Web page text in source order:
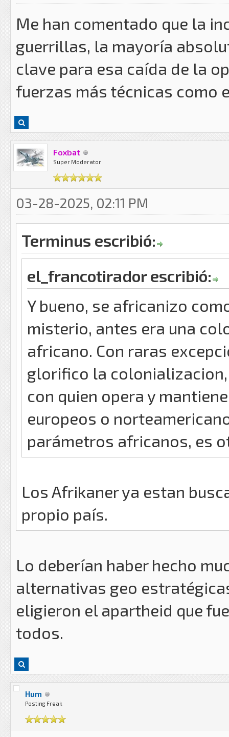
Me han comentado que la
guerrillas, la mayoría
clave para esa caída de la
fuerzas más técnicas como
Foxbat
Super Moderator
03-28-2025, 02:11 PM
Terminus escribió:
el_francotirador escribió:
Y bueno, se africanizo
misterio, antes era una
africano. Con raras
glorifico la
con quien opera y
europeos o
parámetros africanos, es
Los Afrikaner ya estan
propio país.
Lo deberían haber hecho
alternativas geo
eligieron el apartheid que
todos.
Hum
Posting Freak